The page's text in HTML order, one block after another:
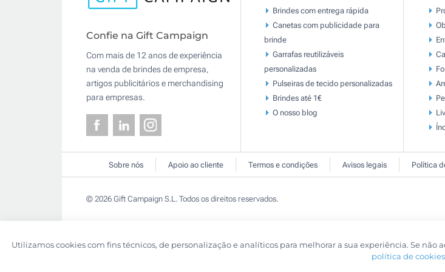
Confie na Gift Campaign
Com mais de 12 anos de experiência
na venda de brindes de empresa,
artigos publicitários e merchandising
para empresas.
Brindes com entrega rápida
Canetas com publicidade para
brinde
Garrafas reutilizáveis
personalizadas
Pulseiras de tecido personalizadas
Brindes até 1€
O nosso blog
Sobre nós Apoio ao cliente Termos e condições Avisos legais Política
© 2026 Gift Campaign S.L. Todos os direitos reservados.
Utilizamos cookies com fins técnicos, de personalização e analíticos para melhorar a sua experiência. Se não
política de cookies